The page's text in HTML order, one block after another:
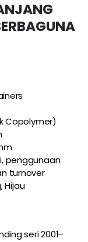
Copolymer)
penggunaan
turnover
Hijau
seri 2001–